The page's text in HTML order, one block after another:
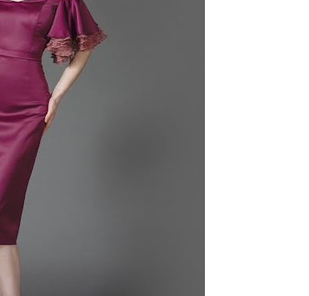
платья Банкет
платья
стилю